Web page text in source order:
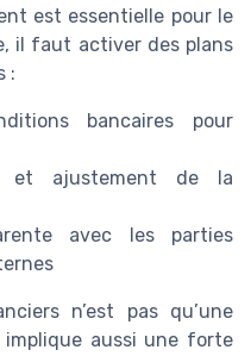
est essentielle pour le
il faut activer des plans
:
bancaires pour
et ajustement de la
avec les parties
n’est pas qu’une
aussi une forte